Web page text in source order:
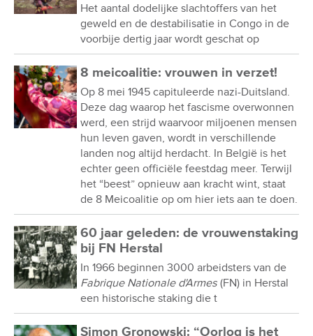
Het aantal dodelijke slachtoffers van het
geweld en de destabilisatie in Congo in de
voorbije dertig jaar wordt geschat op
8 meicoalitie: vrouwen in verzet!
Op 8 mei 1945 capituleerde nazi-Duitsland.
Deze dag waarop het fascisme overwonnen
werd, een strijd waarvoor miljoenen mensen
hun leven gaven, wordt in verschillende
landen nog altijd herdacht. In België is het
echter geen officiële feestdag meer. Terwijl
het “beest” opnieuw aan kracht wint, staat
de 8 Meicoalitie op om hier iets aan te doen.
60 jaar geleden: de vrouwenstaking
bij FN Herstal
In 1966 beginnen 3000 arbeidsters van de
Fabrique Nationale d'Armes (FN) in Herstal
een historische staking die t
Simon Gronowski: “Oorlog is het